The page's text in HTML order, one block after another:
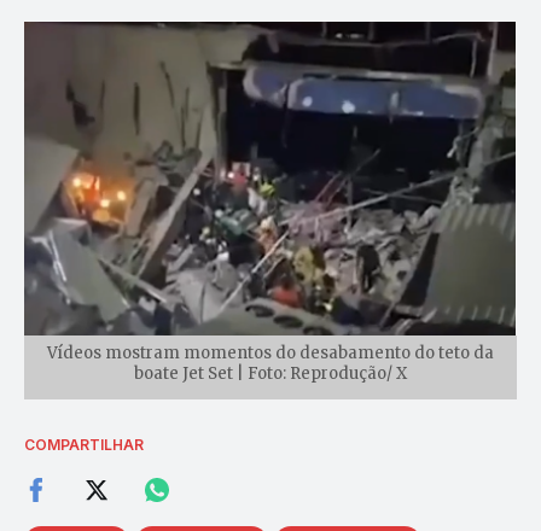
Vídeos mostram momentos do desabamento do teto da
boate Jet Set | Foto: Reprodução/ X
COMPARTILHAR